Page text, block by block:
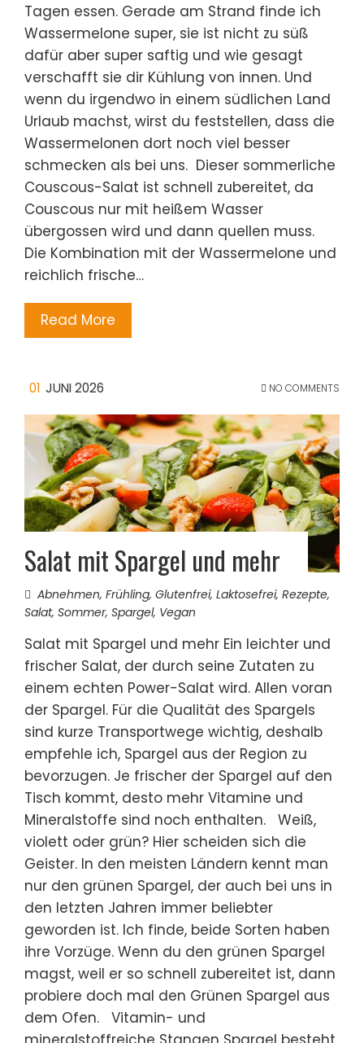
Tagen essen. Gerade am Strand finde ich
Wassermelone super, sie ist nicht zu süß
dafür aber super saftig und wie gesagt
verschafft sie dir Kühlung von innen. Und
wenn du irgendwo in einem südlichen Land
Urlaub machst, wirst du feststellen, dass die
Wassermelonen dort noch viel besser
schmecken als bei uns. Dieser sommerliche
Couscous-Salat ist schnell zubereitet, da
Couscous nur mit heißem Wasser
übergossen wird und dann quellen muss.
Die Kombination mit der Wassermelone und
reichlich frische…
Read More
01 JUNI 2026 NO COMMENTS
Salat mit Spargel und mehr
Abnehmen, Frühling, Glutenfrei, Laktosefrei, Rezepte,
Salat, Sommer, Spargel, Vegan
Salat mit Spargel und mehr Ein leichter und
frischer Salat, der durch seine Zutaten zu
einem echten Power-Salat wird. Allen voran
der Spargel. Für die Qualität des Spargels
sind kurze Transportwege wichtig, deshalb
empfehle ich, Spargel aus der Region zu
bevorzugen. Je frischer der Spargel auf den
Tisch kommt, desto mehr Vitamine und
Mineralstoffe sind noch enthalten. Weiß,
violett oder grün? Hier scheiden sich die
Geister. In den meisten Ländern kennt man
nur den grünen Spargel, der auch bei uns in
den letzten Jahren immer beliebter
geworden ist. Ich finde, beide Sorten haben
ihre Vorzüge. Wenn du den grünen Spargel
magst, weil er so schnell zubereitet ist, dann
probiere doch mal den Grünen Spargel aus
dem Ofen. Vitamin- und